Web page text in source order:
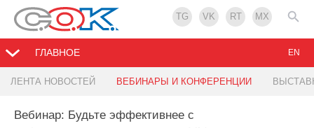
TG VK RT MX
ГЛАВНОЕ
ЛЕНТА НОВОСТЕЙ ВЕБИНАРЫ И КОНФЕРЕНЦИИ
EN
Вебинар: Будьте эффективнее с